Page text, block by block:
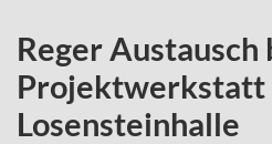
Reger Austausch
Projektwerkstatt
Losensteinhalle